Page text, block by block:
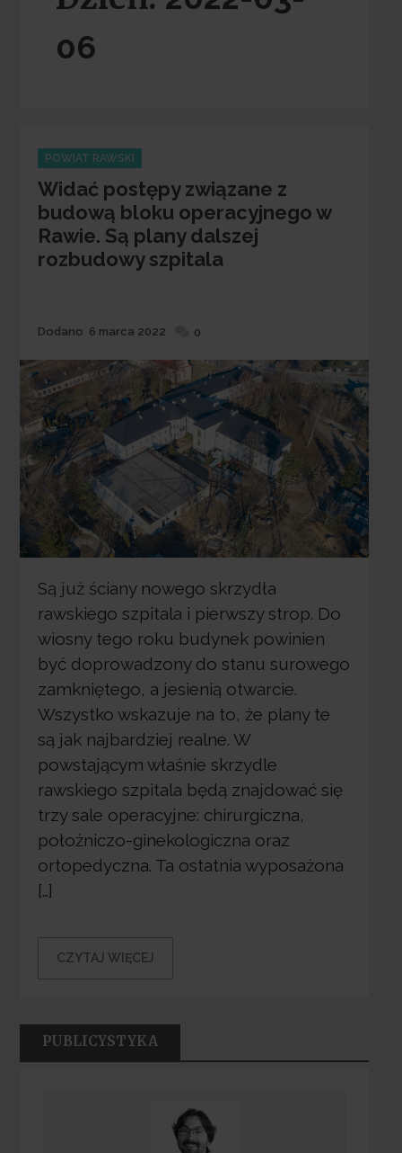
06
Categories
POWIAT RAWSKI
Widać postępy związane z
budową bloku operacyjnego w
Rawie. Są plany dalszej
rozbudowy szpitala
Dodane
Dodano 6 marca 2022 0
Są już ściany nowego skrzydła
rawskiego szpitala i pierwszy strop. Do
wiosny tego roku budynek powinien
być doprowadzony do stanu surowego
zamkniętego, a jesienią otwarcie.
Wszystko wskazuje na to, że plany te
są jak najbardziej realne. W
powstającym właśnie skrzydle
rawskiego szpitala będą znajdować się
trzy sale operacyjne: chirurgiczna,
położniczo-ginekologiczna oraz
ortopedyczna. Ta ostatnia wyposażona
[…]
CZYTAJ WIĘCEJ
PUBLICYSTYKA